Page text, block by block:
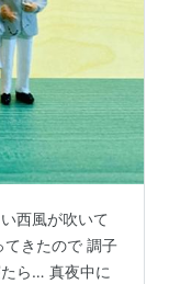
西風が吹いて
てきたので 調子
ら… 真夜中に